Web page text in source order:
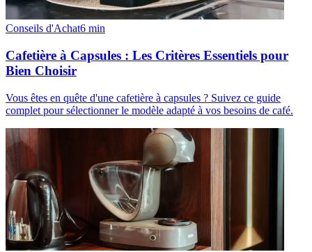
Conseils d'Achat6 min
Cafetière à Capsules : Les Critères Essentiels pour
Bien Choisir
Vous êtes en quête d'une cafetière à capsules ? Suivez ce guide
complet pour sélectionner le modèle adapté à vos besoins de café.